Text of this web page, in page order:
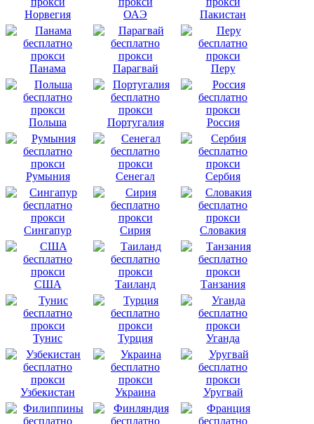
Норвегия ОАЭ Пакистан
Панама Парагвай Перу
Польша Португалия Россия
Румыния Сенегал Сербия
Сингапур Сирия Словакия
США Таиланд Танзания
Тунис Турция Уганда
Узбекистан Украина Уругвай